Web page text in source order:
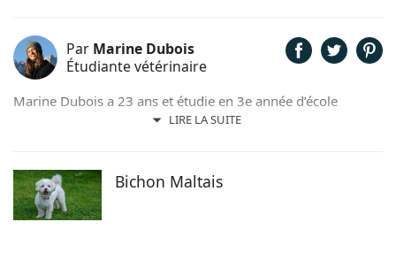
Par Marine Dubois
Étudiante vétérinaire
LIRE LA SUITE
Marine Dubois a 23 ans et étudie en 3e année d’école
vétérinaire à l’ENVA (Ecole Nationale Vétérinaire d'Alfort).
Bichon Maltais